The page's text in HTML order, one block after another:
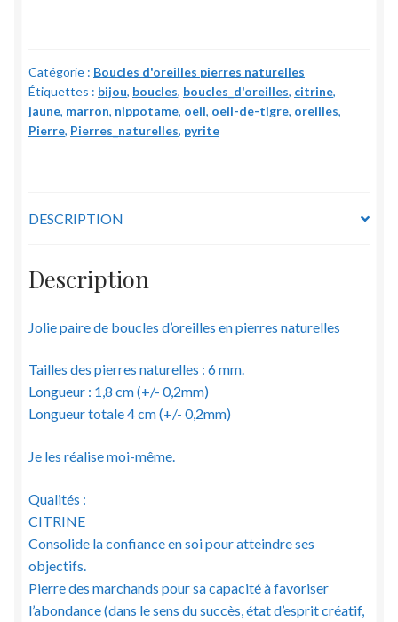
by
Nippotame
-
6
modèle
Catégorie : Boucles d'oreilles pierres naturelles
Étiquettes : bijou, boucles, boucles_d'oreilles, citrine,
jaune, marron, nippotame, oeil, oeil-de-tigre, oreilles,
Pierre, Pierres_naturelles, pyrite
DESCRIPTION
Description
Jolie paire de boucles d’oreilles en pierres naturelles
Tailles des pierres naturelles : 6 mm.
Longueur : 1,8 cm (+/- 0,2mm)
Longueur totale 4 cm (+/- 0,2mm)
Je les réalise moi-même.
Qualités :
CITRINE
Consolide la confiance en soi pour atteindre ses
objectifs.
Pierre des marchands pour sa capacité à favoriser
l’abondance (dans le sens du succès, état d’esprit créatif,